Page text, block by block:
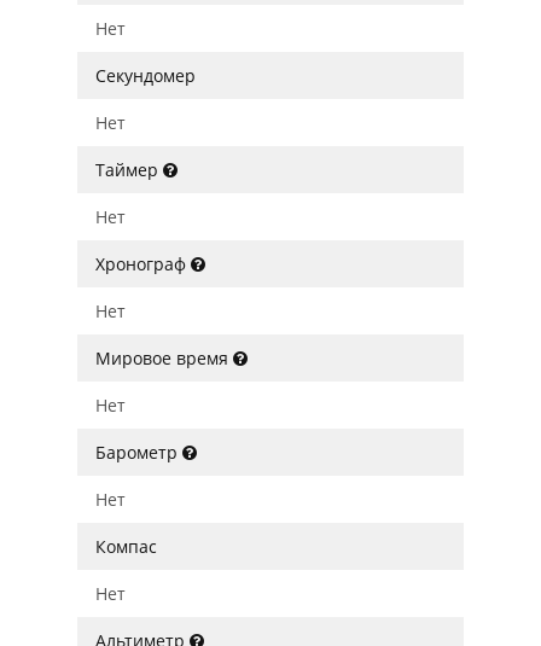
Нет
Секундомер
Нет
Таймер
Нет
Хронограф
Нет
Мировое время
Нет
Барометр
Нет
Компас
Нет
Альтиметр